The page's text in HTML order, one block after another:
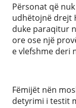
Përsonat që
udhëtojnë drejt
duke paraqitur
ore ose një
e vlefshme deri
Fëmijët nën
detyrimi i testit